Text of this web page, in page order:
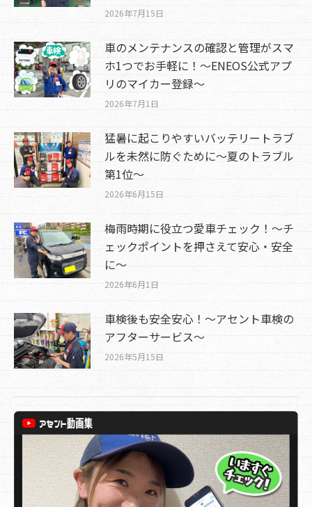
2026年7月15日
車のメンテナンスの確認と管理がスマ
ホ1つでお手軽に！～ENEOS公式アプ
リのマイカー登録～
2026年7月1日
猛暑に起こりやすいバッテリートラブ
ルを未然に防ぐために～夏のトラブル
第1位～
2026年6月15日
梅雨時期に役立つ愛車チェック！～チ
ェックポイントを押さえて安心・安全
に～
2026年6月1日
車検後も安全安心！～アセント車検の
アフターサービス～
2026年5月15日